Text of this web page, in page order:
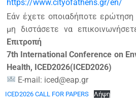
https://www.cityofathens.gr/en/
Εάν έχετε οποιαδήποτε ερώτηση
μη διστάσετε να
Επιτροπή
7th International Conference on
Health, ICED2026(ICED2026)
E-mail: iced@eap.gr
ICED2026 CALL FOR PAPERS Λήψη